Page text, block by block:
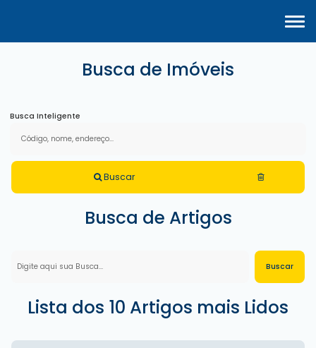
Busca de Imóveis
Busca Inteligente
Buscar
Busca de Artigos
Lista dos 10 Artigos mais Lidos